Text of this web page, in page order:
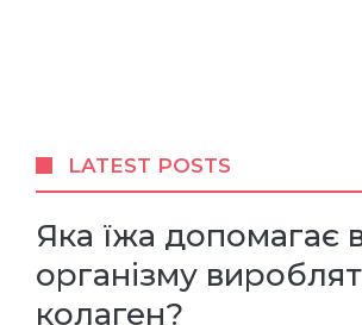
LATEST POSTS
Яка їжа допомагає
організму
колаген?